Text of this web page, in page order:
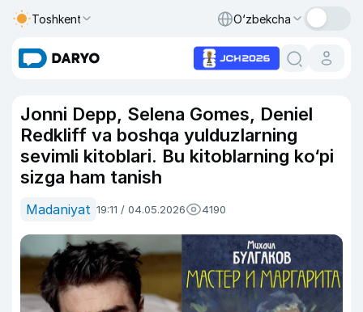
Toshkent O‘zbekcha
Jonni Depp, Selena Gomes, Deniel
Redkliff va boshqa yulduzlarning
sevimli kitoblari. Bu kitoblarning ko‘pi
sizga ham tanish
Madaniyat 19:11 / 04.05.2026 4190